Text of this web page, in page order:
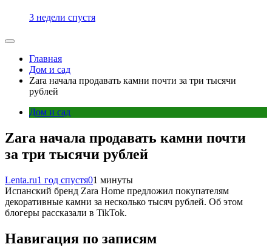
3 недели спустя
Главная
Дом и сад
Zara начала продавать камни почти за три тысячи
рублей
Дом и сад
Zara начала продавать камни почти
за три тысячи рублей
Lenta.ru1 год спустя01 минуты
Испанский бренд Zara Home предложил покупателям
декоративные камни за несколько тысяч рублей. Об этом
блогеры рассказали в TikTok.
Навигация по записям